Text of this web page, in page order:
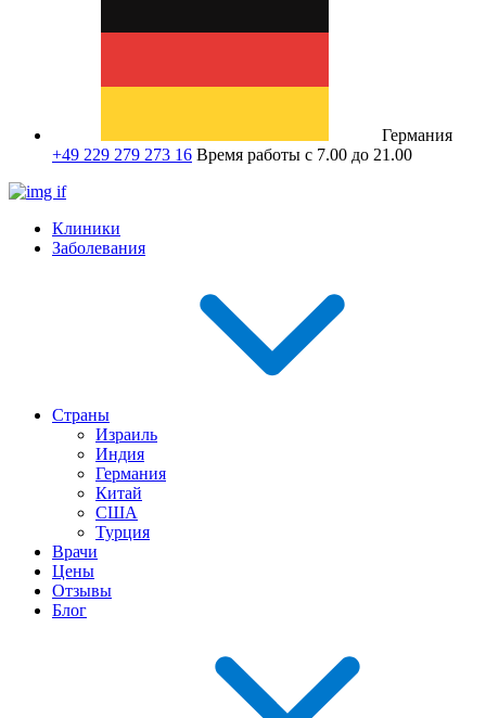
Германия
+49 229 279 273 16 Время работы с 7.00 до 21.00
Клиники
Заболевания
Страны
Израиль
Индия
Германия
Китай
США
Турция
Врачи
Цены
Отзывы
Блог